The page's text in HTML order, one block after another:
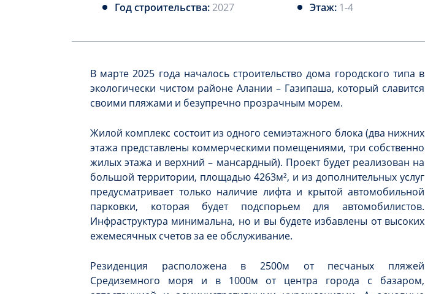
Год строительства:2027 Этаж: 1-4
В марте 2025 года началось строительство дома городского типа в
экологически чистом районе Алании – Газипаша, который славится
своими пляжами и безупречно прозрачным морем.
Жилой комплекс состоит из одного семиэтажного блока (два нижних
этажа представлены коммерческими помещениями, три собственно
жилых этажа и верхний – мансардный). Проект будет реализован на
большой территории, площадью 4263м², и из дополнительных услуг
предусматривает только наличие лифта и крытой автомобильной
парковки, которая будет подспорьем для автомобилистов.
Инфраструктура минимальна, но и вы будете избавлены от высоких
ежемесячных счетов за ее обслуживание.
Резиденция расположена в 2500м от песчаных пляжей
Средиземного моря и в 1000м от центра города с базаром,